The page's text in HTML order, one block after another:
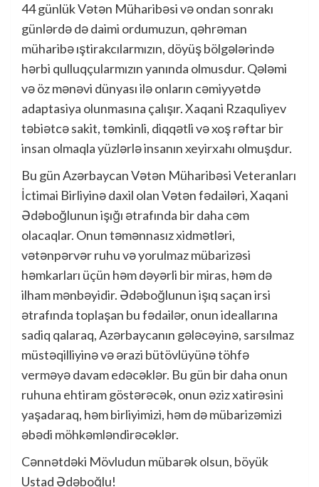
44 günlük Vətən Müharibəsi və ondan sonrakı
günlərdə də daimi ordumuzun, qəhrəman
müharibə ıştirakcılarmızın, döyüş bölgələrində
hərbi qulluqçularmızın yanında olmusdur. Qələmi
və öz mənəvi dünyası ilə onların cəmiyyətdə
adaptasiya olunmasına çalışır. Xaqani Rzaquliyev
təbiətcə sakit, təmkinli, diqqətli və xoş rəftar bir
insan olmaqla yüzlərlə insanın xeyirxahı olmuşdur.
Bu gün Azərbaycan Vətən Müharibəsi Veteranları
İctimai Birliyinə daxil olan Vətən fədailəri, Xaqani
Ədəboğlunun işığı ətrafında bir daha cəm
olacaqlar. Onun təmənnasız xidmətləri,
vətənpərvər ruhu və yorulmaz mübarizəsi
həmkarları üçün həm dəyərli bir miras, həm də
ilham mənbəyidir. Ədəboğlunun işıq saçan irsi
ətrafında toplaşan bu fədailər, onun ideallarına
sadiq qalaraq, Azərbaycanın gələcəyinə, sarsılmaz
müstəqilliyinə və ərazi bütövlüyünə töhfə
verməyə davam edəcəklər. Bu gün bir daha onun
ruhuna ehtiram göstərəcək, onun əziz xatirəsini
yaşadaraq, həm birliyimizi, həm də mübarizəmizi
əbədi möhkəmləndirəcəklər.
Cənnətdəki Mövludun mübarək olsun, böyük
Ustad Ədəboğlu!